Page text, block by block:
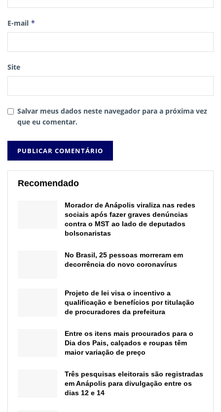
E-mail *
Site
Salvar meus dados neste navegador para a próxima vez
que eu comentar.
Recomendado
Morador de Anápolis viraliza nas redes
sociais após fazer graves denúncias
contra o MST ao lado de deputados
bolsonaristas
No Brasil, 25 pessoas morreram em
decorrência do novo coronavírus
Projeto de lei visa o incentivo a
qualificação e benefícios por titulação
de procuradores da prefeitura
Entre os itens mais procurados para o
Dia dos Pais, calçados e roupas têm
maior variação de preço
Três pesquisas eleitorais são registradas
em Anápolis para divulgação entre os
dias 12 e 14